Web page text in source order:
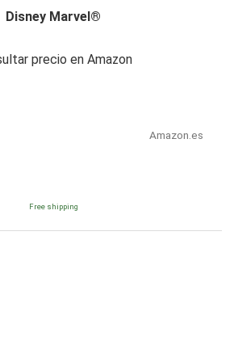
Disney Marvel®
precio en Amazon
Amazon.es
Free shipping